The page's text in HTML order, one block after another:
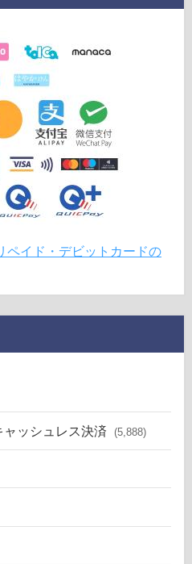
ペイド・デビットカードの
ッシュレス決済 (5,888)